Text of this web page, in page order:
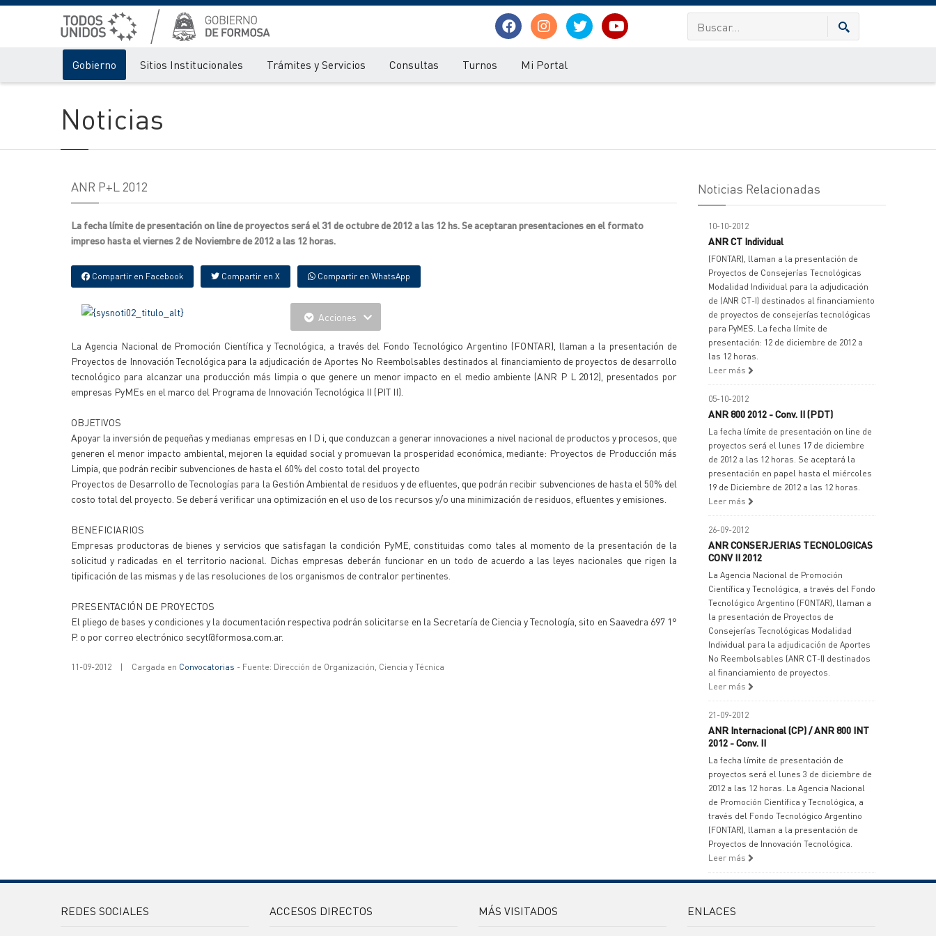
Gobierno Sitios Institucionales Trámites y Servicios Consultas Turnos Mi Portal
Noticias
ANR P+L 2012
La fecha límite de presentación on line de proyectos será el 31 de octubre de 2012 a las 12 hs. Se aceptaran presentaciones en el formato
impreso hasta el viernes 2 de Noviembre de 2012 a las 12 horas.
Compartir en Facebook Compartir en X Compartir en WhatsApp
Acciones
La Agencia Nacional de Promoción Científica y Tecnológica, a través del Fondo Tecnológico Argentino (FONTAR), llaman a la presentación de
Proyectos de Innovación Tecnológica para la adjudicación de Aportes No Reembolsables destinados al financiamiento de proyectos de desarrollo
tecnológico para alcanzar una producción más limpia o que genere un menor impacto en el medio ambiente (ANR P L 2012), presentados por
empresas PyMEs en el marco del Programa de Innovación Tecnológica II (PIT II).
OBJETIVOS
Apoyar la inversión de pequeñas y medianas empresas en I D i, que conduzcan a generar innovaciones a nivel nacional de productos y procesos, que
generen el menor impacto ambiental, mejoren la equidad social y promuevan la prosperidad económica, mediante: Proyectos de Producción más
Limpia, que podrán recibir subvenciones de hasta el 60% del costo total del proyecto
Proyectos de Desarrollo de Tecnologías para la Gestión Ambiental de residuos y de efluentes, que podrán recibir subvenciones de hasta el 50% del
costo total del proyecto. Se deberá verificar una optimización en el uso de los recursos y/o una minimización de residuos, efluentes y emisiones.
BENEFICIARIOS
Empresas productoras de bienes y servicios que satisfagan la condición PyME, constituidas como tales al momento de la presentación de la
solicitud y radicadas en el territorio nacional. Dichas empresas deberán funcionar en un todo de acuerdo a las leyes nacionales que rigen la
tipificación de las mismas y de las resoluciones de los organismos de contralor pertinentes.
PRESENTACIÓN DE PROYECTOS
El pliego de bases y condiciones y la documentación respectiva podrán solicitarse en la Secretaría de Ciencia y Tecnología, sito en Saavedra 697 1°
P. o por correo electrónico secyt@formosa.com.ar.
11-09-2012 | Cargada en Convocatorias - Fuente: Dirección de Organización, Ciencia y Técnica
Noticias Relacionadas
10-10-2012
ANR CT Individual
(FONTAR), llaman a la presentación de
Proyectos de Consejerías Tecnológicas
Modalidad Individual para la adjudicación
de (ANR CT-I) destinados al financiamiento
de proyectos de consejerías tecnológicas
para PyMES. La fecha límite de
presentación: 12 de diciembre de 2012 a
las 12 horas.
Leer más
05-10-2012
ANR 800 2012 - Conv. II (PDT)
La fecha límite de presentación on line de
proyectos será el lunes 17 de diciembre
de 2012 a las 12 horas. Se aceptará la
presentación en papel hasta el miércoles
19 de Diciembre de 2012 a las 12 horas.
Leer más
26-09-2012
ANR CONSERJERIAS TECNOLOGICAS
CONV II 2012
La Agencia Nacional de Promoción
Científica y Tecnológica, a través del Fondo
Tecnológico Argentino (FONTAR), llaman a
la presentación de Proyectos de
Consejerías Tecnológicas Modalidad
Individual para la adjudicación de Aportes
No Reembolsables (ANR CT-I) destinados
al financiamiento de proyectos.
Leer más
21-09-2012
ANR Internacional (CP) / ANR 800 INT
2012 - Conv. II
La fecha límite de presentación de
proyectos será el lunes 3 de diciembre de
2012 a las 12 horas. La Agencia Nacional
de Promoción Científica y Tecnológica, a
través del Fondo Tecnológico Argentino
(FONTAR), llaman a la presentación de
Proyectos de Innovación Tecnológica.
Leer más
REDES SOCIALES ACCESOS DIRECTOS MÁS VISITADOS ENLACES